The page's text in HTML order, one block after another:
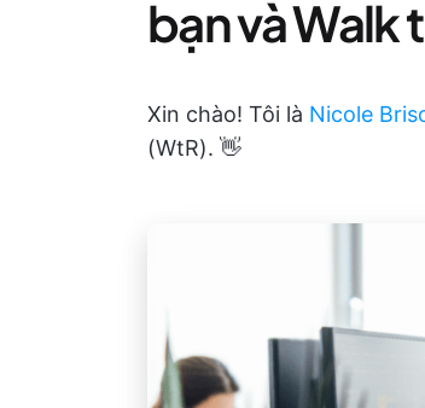
bạn và Walk
Xin chào! Tôi là Nicole
(WtR). 👋